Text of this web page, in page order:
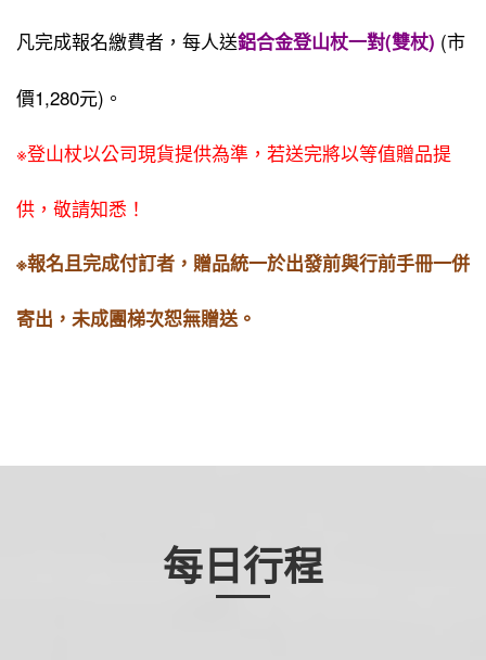
凡完成報名繳費者，每人送鋁合金登山杖一對(雙杖) (市
價1,280元)。
※登山杖以公司現貨提供為準，若送完將以等值贈品提
供，敬請知悉！
※報名且完成付訂者，贈品統一於出發前與行前手冊一併
寄出，未成團梯次恕無贈送。
每日行程